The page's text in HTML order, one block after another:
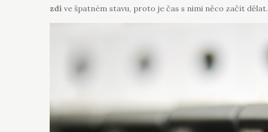
zdi ve špatném stavu, proto je čas s nimi něco začít dělat.